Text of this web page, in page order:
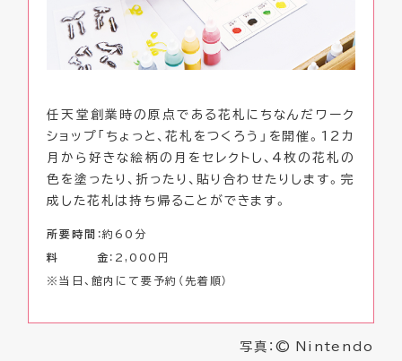
任天堂創業時の原点である花札にちなんだワーク
ショップ「ちょっと、花札をつくろう」を開催。12カ
月から好きな絵柄の月をセレクトし、4枚の花札の
色を塗ったり、折ったり、貼り合わせたりします。完
成した花札は持ち帰ることができます。
所要時間 ：約60分
料 金：2,000円
※当日、館内にて要予約（先着順）
写真：© Nintendo